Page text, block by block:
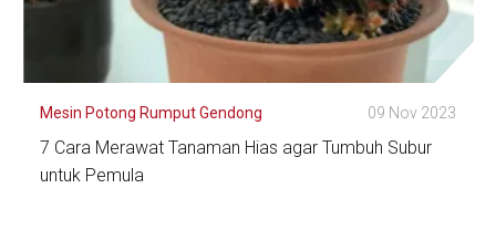
Mesin Potong Rumput Gendong 09 Nov 2023
7 Cara Merawat Tanaman Hias agar Tumbuh Subur
untuk Pemula